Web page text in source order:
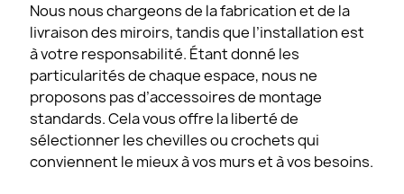
Nous nous chargeons de la fabrication et de la
livraison des miroirs, tandis que l’installation est
à votre responsabilité. Étant donné les
particularités de chaque espace, nous ne
proposons pas d’accessoires de montage
standards. Cela vous offre la liberté de
sélectionner les chevilles ou crochets qui
conviennent le mieux à vos murs et à vos besoins.